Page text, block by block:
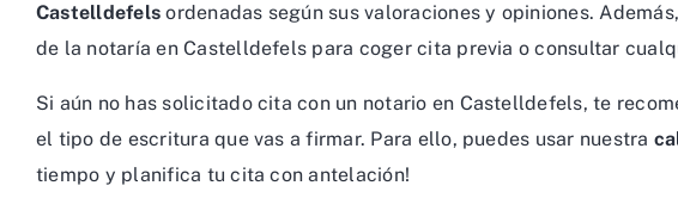
Castelldefels ordenadas según sus valoraciones y opiniones.
de la notaría en Castelldefels para coger cita previa o consultar
Si aún no has solicitado cita con un notario en Castelldefels, te
el tipo de escritura que vas a firmar. Para ello, puedes usar nuestra
tiempo y planifica tu cita con antelación!